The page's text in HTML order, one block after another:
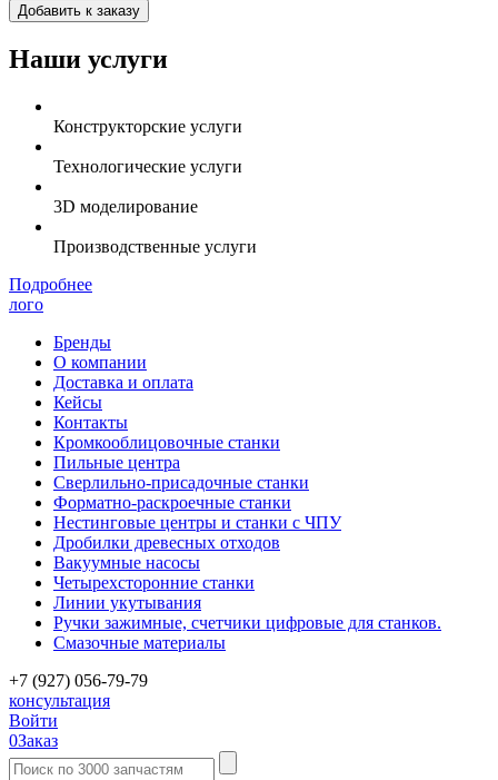
Добавить к заказу
Наши услуги
Конструкторские услуги
Технологические услуги
3D моделирование
Производственные услуги
Подробнее
лого
Бренды
О компании
Доставка и оплата
Кейсы
Контакты
Кромкооблицовочные станки
Пильные центра
Сверлильно-присадочные станки
Форматно-раскроечные станки
Нестинговые центры и станки с ЧПУ
Дробилки древесных отходов
Вакуумные насосы
Четырехсторонние станки
Линии укутывания
Ручки зажимные, счетчики цифровые для станков.
Смазочные материалы
+7 (927) 056-79-79
консультация
Войти
0Заказ